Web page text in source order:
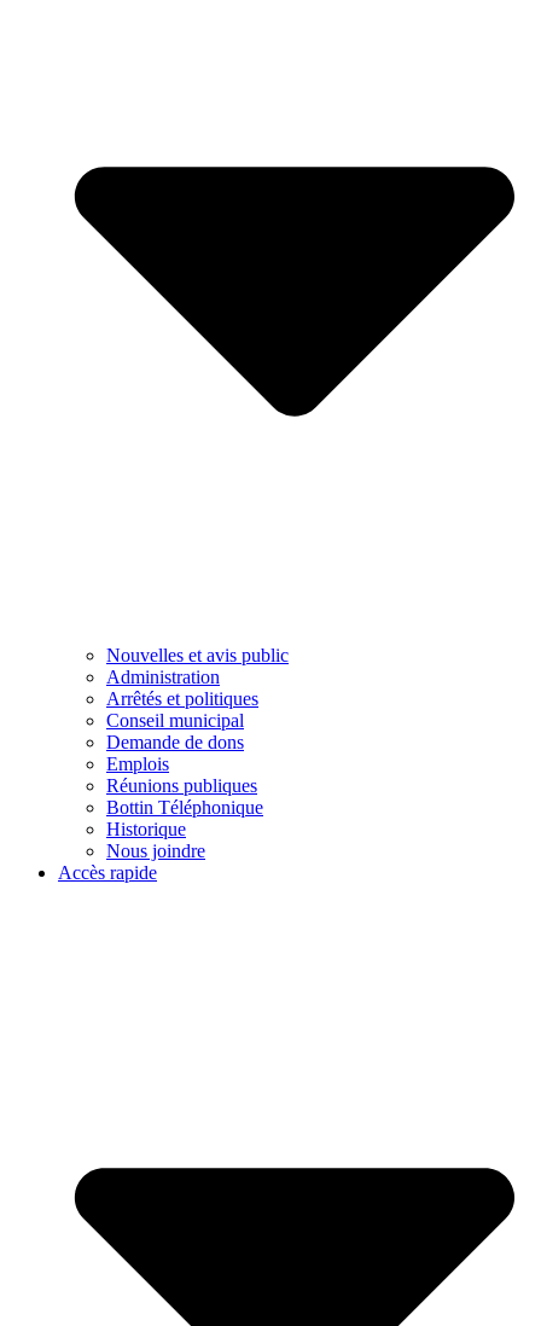
Nouvelles et avis public
Administration
Arrêtés et politiques
Conseil municipal
Demande de dons
Emplois
Réunions publiques
Bottin Téléphonique
Historique
Nous joindre
Accès rapide